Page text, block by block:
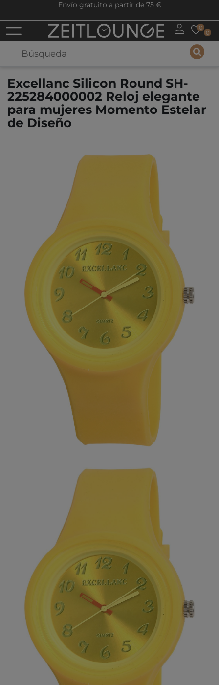
Envío gratuito a partir de 75 €
0
0
Excellanc Silicon Round SH-
225284000002 Reloj elegante
para mujeres Momento Estelar
de Diseño